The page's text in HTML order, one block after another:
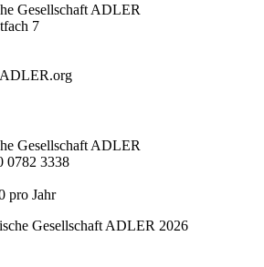
Gesellschaft ADLER
7
Gesellschaft ADLER
0782 3338
pro Jahr
Gesellschaft ADLER 2026